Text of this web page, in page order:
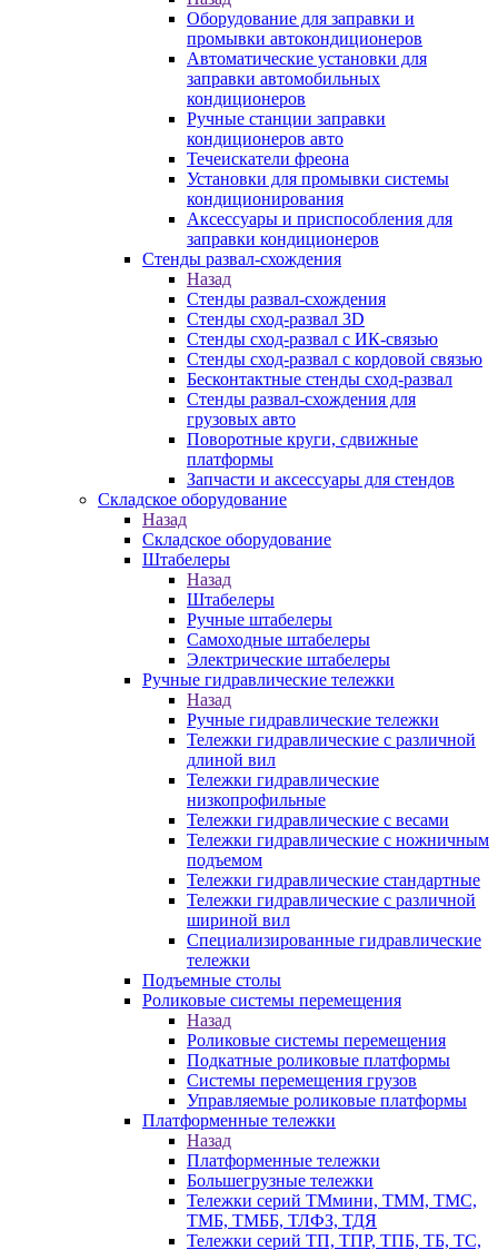
Оборудование для заправки и
промывки автокондиционеров
Автоматические установки для
заправки автомобильных
кондиционеров
Ручные станции заправки
кондиционеров авто
Течеискатели фреона
Установки для промывки системы
кондиционирования
Аксессуары и приспособления для
заправки кондиционеров
Стенды развал-схождения
Назад
Стенды развал-схождения
Стенды сход-развал 3D
Стенды сход-развал с ИК-связью
Стенды сход-развал с кордовой связью
Бесконтактные стенды сход-развал
Стенды развал-схождения для
грузовых авто
Поворотные круги, сдвижные
платформы
Запчасти и аксессуары для стендов
Складское оборудование
Назад
Складское оборудование
Штабелеры
Назад
Штабелеры
Ручные штабелеры
Самоходные штабелеры
Электрические штабелеры
Ручные гидравлические тележки
Назад
Ручные гидравлические тележки
Тележки гидравлические с различной
длиной вил
Тележки гидравлические
низкопрофильные
Тележки гидравлические с весами
Тележки гидравлические с ножничным
подъемом
Тележки гидравлические стандартные
Тележки гидравлические с различной
шириной вил
Специализированные гидравлические
тележки
Подъемные столы
Роликовые системы перемещения
Назад
Роликовые системы перемещения
Подкатные роликовые платформы
Системы перемещения грузов
Управляемые роликовые платформы
Платформенные тележки
Назад
Платформенные тележки
Большегрузные тележки
Тележки серий ТМмини, ТММ, ТМС,
ТМБ, ТМББ, ТЛФЗ, ТДЯ
Тележки серий ТП, ТПР, ТПБ, ТБ, ТС,